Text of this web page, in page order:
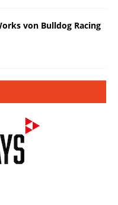
von Bulldog Racing